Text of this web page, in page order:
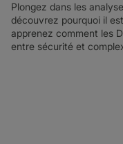
Plongez dans les
découvrez pourquoi il
apprenez comment les
entre sécurité et